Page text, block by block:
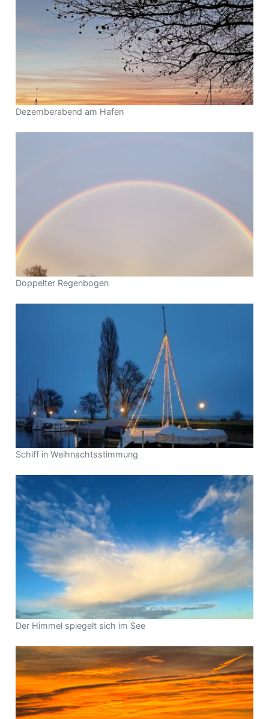
Dezemberabend am Hafen
Doppelter Regenbogen
Schiff in Weihnachtsstimmung
Der Himmel spiegelt sich im See